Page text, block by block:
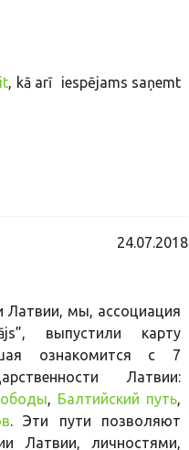
, kā arī iespējams saņemt
24.07.2018
Латвии, мы, ассоциация
выпустили карту
ознакомится с 7
Латвии:
, Балтийский путь,
. Эти пути позволяют
Латвии, личностями,